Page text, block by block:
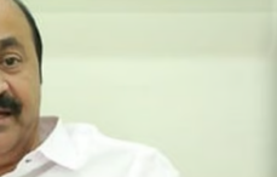
വന്ദേമാതരം പൂര്‍ണമായും